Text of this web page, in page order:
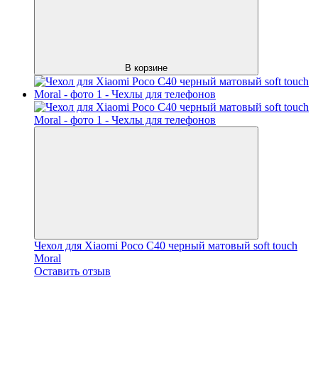
В корзине
Чехол для Xiaomi Poco C40 черный матовый soft touch
Moral
Оставить отзыв